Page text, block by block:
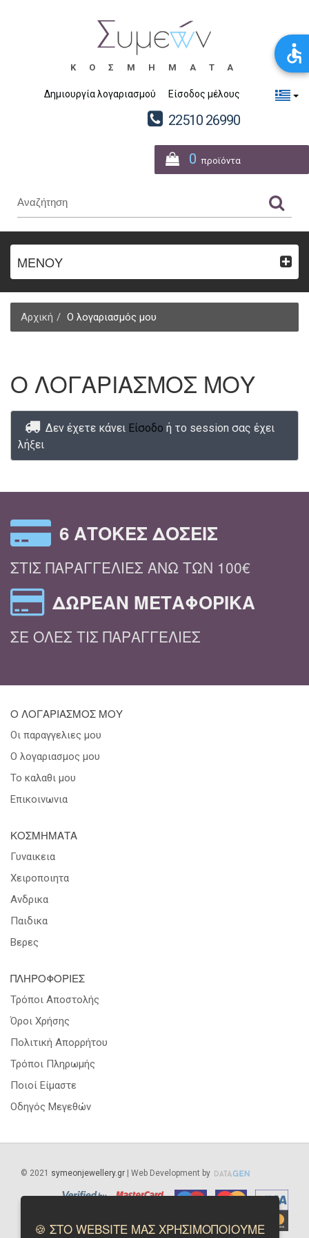
ΚΟΣΜΗΜΑΤΑ
Δημιουργία λογαριασμού Είσοδος μέλους
22510 26990
0 προϊόντα
ΜΕΝΟΥ
Αρχική Ο λογαριασμός μου
Ο ΛΟΓΑΡΙΑΣΜΟΣ ΜΟΥ
Δεν έχετε κάνει Είσοδο ή το session σας έχει
λήξει
6 ΆΤΟΚΕΣ ΔΌΣΕΙΣ
ΣΤΙΣ ΠΑΡΑΓΓΕΛΊΕΣ ΆΝΩ ΤΩΝ 100€
ΔΩΡΕΆΝ ΜΕΤΑΦΟΡΙΚΆ
ΣΕ ΌΛΕΣ ΤΙΣ ΠΑΡΑΓΓΕΛΊΕΣ
Ο ΛΟΓΑΡΙΑΣΜΟΣ ΜΟΥ
Οι παραγγελιες μου
Ο λογαριασμος μου
Το καλαθι μου
Επικοινωνια
ΚΟΣΜΗΜΑΤΑ
Γυναικεια
Χειροποιητα
Ανδρικα
Παιδικα
Βερες
ΠΛΗΡΟΦΟΡΙΕΣ
Τρόποι Αποστολής
Όροι Χρήσης
Πολιτική Απορρήτου
Τρόποι Πληρωμής
Ποιοί Είμαστε
Οδηγός Μεγεθών
© 2021 symeonjewellery.gr | Web Development by
🍪 ΣΤΟ WEBSITE ΜΑΣ ΧΡΗΣΙΜΟΠΟΙΟΥΜΕ